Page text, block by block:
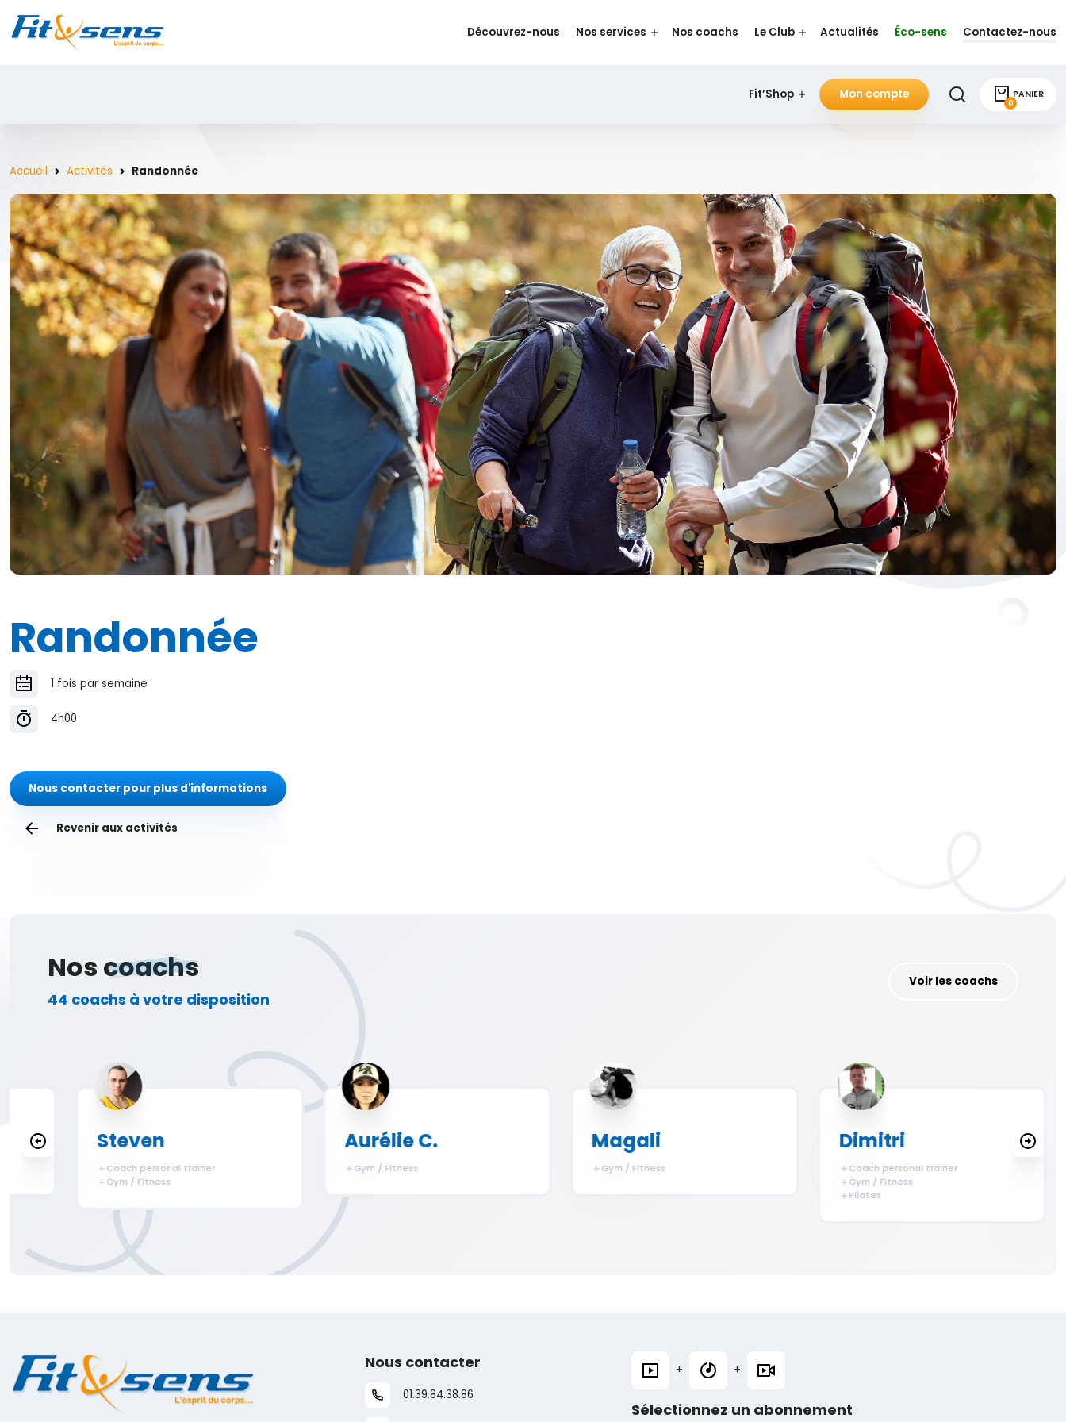
Découvrez-nous Nos services Nos coachs Le Club Actualités Éco-sens Contactez-nous
Fit’Shop Mon compte
0
PANIER
Accueil Activités Randonnée
Randonnée
1 fois par semaine
4h00
Nous contacter pour plus d'informations
Revenir aux activités
Nos coachs
44 coachs à votre disposition
Voir les coachs
Steven
Coach personal trainer
Gym / Fitness
Aurélie C.
Gym / Fitness
Magali
Gym / Fitness
Dimitri
Coach personal trainer
Gym / Fitness
Pilates
Nous contacter
01.39.84.38.86
+ +
Sélectionnez un abonnement